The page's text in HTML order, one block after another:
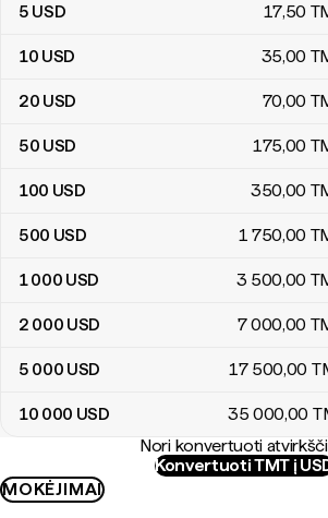
5 USD 17,50
10 USD 35,00
20 USD 70,00
50 USD 175,00
100 USD 350,00
500 USD 1 750,00
1 000 USD 3 500,00
2 000 USD 7 000,00
5 000 USD 17 500,00
10 000 USD 35 000,00
Nori konvertuoti
Konvertuoti TMT į
MOKĖJIMAI